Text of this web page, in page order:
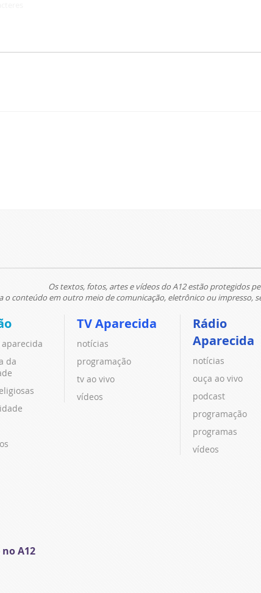
Os textos, fotos, artes e vídeos do A12 estão protegidos
o conteúdo em outro meio de comunicação, eletrônico ou impresso,
da
A12
TV Aparecida
notícias
programação
tv ao vivo
vídeos
Rádio
Aparecida
notícias
ouça ao vivo
podcast
programação
programas
vídeos